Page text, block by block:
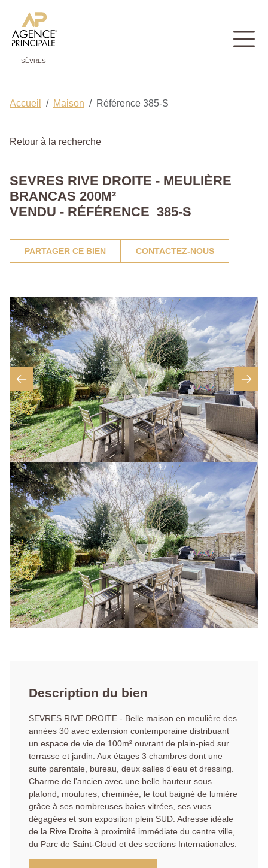
SÈVRES
Accueil Maison Référence 385-S
Retour à la recherche
SEVRES RIVE DROITE - MEULIÈRE
BRANCAS 200M²
VENDU - RÉFÉRENCE 385-S
PARTAGER CE BIEN CONTACTEZ-NOUS
Description du bien
SEVRES RIVE DROITE - Belle maison en meulière des
années 30 avec extension contemporaine distribuant
un espace de vie de 100m² ouvrant de plain-pied sur
terrasse et jardin. Aux étages 3 chambres dont une
suite parentale, bureau, deux salles d'eau et dressing.
Charme de l'ancien avec une belle hauteur sous
plafond, moulures, cheminée, le tout baigné de lumière
grâce à ses nombreuses baies vitrées, ses vues
dégagées et son exposition plein SUD. Adresse idéale
de la Rive Droite à proximité immédiate du centre ville,
du Parc de Saint-Cloud et des sections Internationales.